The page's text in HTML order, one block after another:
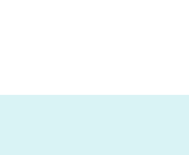
夏季休業をいた